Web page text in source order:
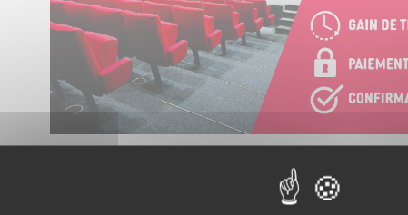
Cliquez sur le lien suivant pour accéder à la vente à distance